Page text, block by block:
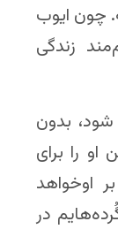
چون ایوب
زندگی
بدون
را برای
اوخواهد
در